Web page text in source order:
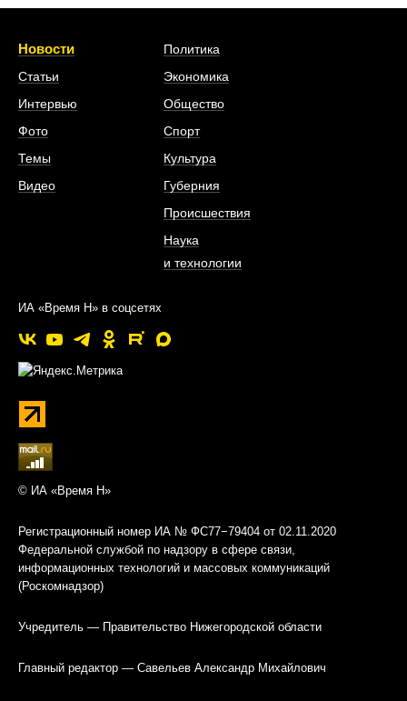
Новости
Статьи
Интервью
Фото
Темы
Видео
Политика
Экономика
Общество
Спорт
Культура
Губерния
Происшествия
Наука
и технологии
ИА «Время Н» в соцсетях
© ИА «Время Н»
Регистрационный номер ИА № ФС77−79404 от 02.11.2020
Федеральной службой по надзору в сфере связи,
информационных технологий и массовых коммуникаций
(Роскомнадзор)
Учредитель — Правительство Нижегородской области
Главный редактор — Савельев Александр Михайлович